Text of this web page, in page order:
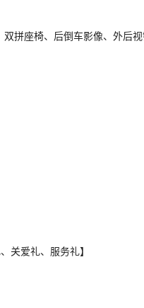
拼座椅、后倒车影像、外后视
关爱礼、服务礼】